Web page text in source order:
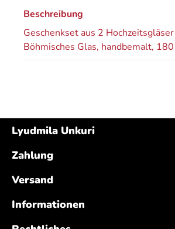
Beschreibung
Geschenkset aus 2
Böhmisches Glas, handbemalt,
Lyudmila Unkuri
Zahlung
Versand
Informationen